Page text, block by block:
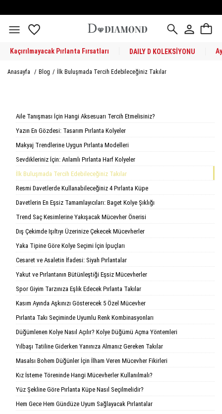
Kaçırılmayacak Pırlanta Fırsatları DAILY D KOLEKSİYONU
Anasayfa / Blog / İlk Buluşmada Tercih Edebileceğiniz Takılar
Aile Tanışması İçin Hangi Aksesuarı Tercih Etmelisiniz?
Yazın En Gözdesi: Tasarım Pırlanta Kolyeler
Makyaj Trendlerine Uygun Pırlanta Modelleri
Sevdikleriniz İçin: Anlamlı Pırlanta Harf Kolyeler
İlk Buluşmada Tercih Edebileceğiniz Takılar
Resmi Davetlerde Kullanabileceğiniz 4 Pırlanta Küpe
Davetlerin En Eşsiz Tamamlayıcıları: Baget Kolye Şıklığı
Trend Saç Kesimlerine Yakışacak Mücevher Önerisi
Dış Çekimde Işıltıyı Üzerinize Çekecek Mücevherler
Yaka Tipine Göre Kolye Seçimi İçin İpuçları
Cesaret ve Asaletin İfadesi: Siyah Pırlantalar
Yakut ve Pırlantanın Bütünleştiği Eşsiz Mücevherler
Spor Giyim Tarzınıza Eşlik Edecek Pırlanta Takılar
Kasım Ayında Aşkınızı Gösterecek 5 Özel Mücevher
Pırlanta Takı Seçiminde Uyumlu Renk Kombinasyonları
Düğümlenen Kolye Nasıl Açılır? Kolye Düğümü Açma Yöntemleri
Yılbaşı Tatiline Giderken Yanınıza Almanız Gereken Takılar
Masalsı Bohem Düğünler İçin İlham Veren Mücevher Fikirleri
Kız İsteme Töreninde Hangi Mücevherler Kullanılmalı?
Yüz Şekline Göre Pırlanta Küpe Nasıl Seçilmelidir?
Hem Gece Hem Gündüze Uyum Sağlayacak Pırlantalar